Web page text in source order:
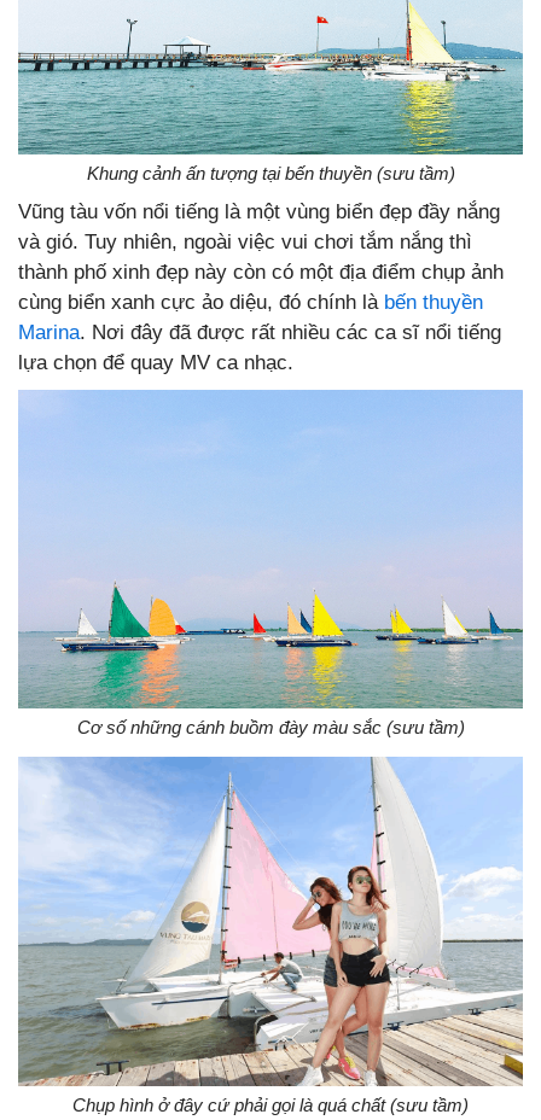
Khung cảnh ấn tượng tại bến thuyền (sưu tầm)
Vũng tàu vốn nổi tiếng là một vùng biển đẹp đầy nắng
và gió. Tuy nhiên, ngoài việc vui chơi tắm nắng thì
thành phố xinh đẹp này còn có một địa điểm chụp ảnh
cùng biển xanh cực ảo diệu, đó chính là bến thuyền
Marina. Nơi đây đã được rất nhiều các ca sĩ nổi tiếng
lựa chọn để quay MV ca nhạc.
Cơ số những cánh buồm đày màu sắc (sưu tầm)
Chụp hình ở đây cứ phải gọi là quá chất (sưu tầm)